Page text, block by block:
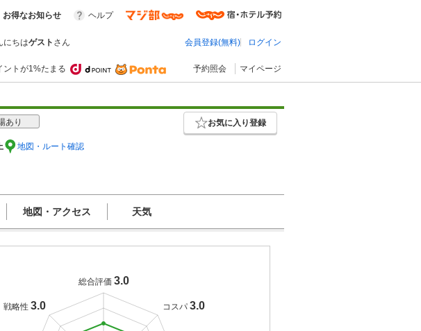
お得なお知らせ ヘルプ
にちはゲスト さん 会員登録(無料) ログイン
ントが1%たまる 予約照会 マイページ
あり お気に入り登録
地図・ルート確認
地図・アクセス 天気
総合評価 3.0
コスパ 3.0
戦略性 3.0